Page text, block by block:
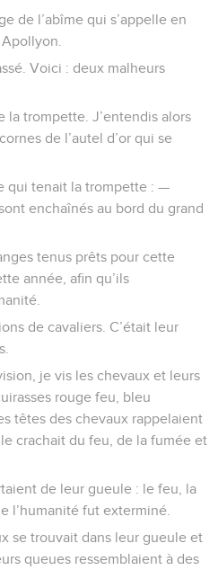
de l’abîme qui s’appelle en
Voici : deux malheurs
la trompette. J’entendis alors
de l’autel d’or qui se
qui tenait la trompette : —
enchaînés au bord du grand
tenus prêts pour cette
année, afin qu’ils
de cavaliers. C’était leur
je vis les chevaux et leurs
rouge feu, bleu
têtes des chevaux rappelaient
crachait du feu, de la fumée et
de leur gueule : le feu, la
l’humanité fut exterminé.
se trouvait dans leur gueule et
queues ressemblaient à des